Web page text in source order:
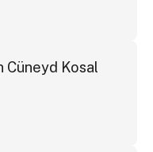
Cüneyd Kosal